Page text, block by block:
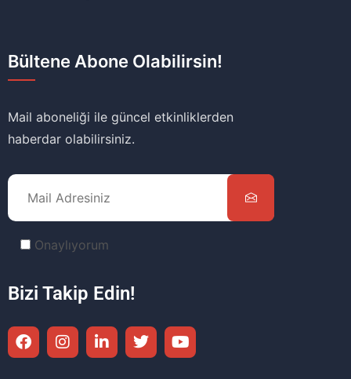
Bültene Abone Olabilirsin!
Mail aboneliği ile güncel etkinliklerden
haberdar olabilirsiniz.
Onaylıyorum
Bizi Takip Edin!